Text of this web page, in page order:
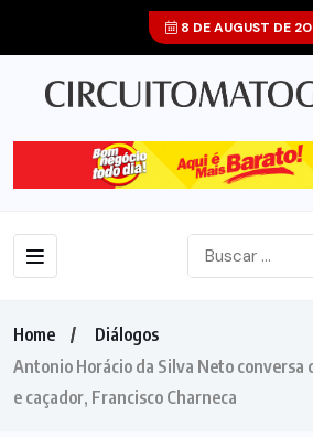
8 DE AUGUST DE
Home
Diálogos
Antonio Horácio da Silva Neto conversa
e caçador, Francisco Charneca